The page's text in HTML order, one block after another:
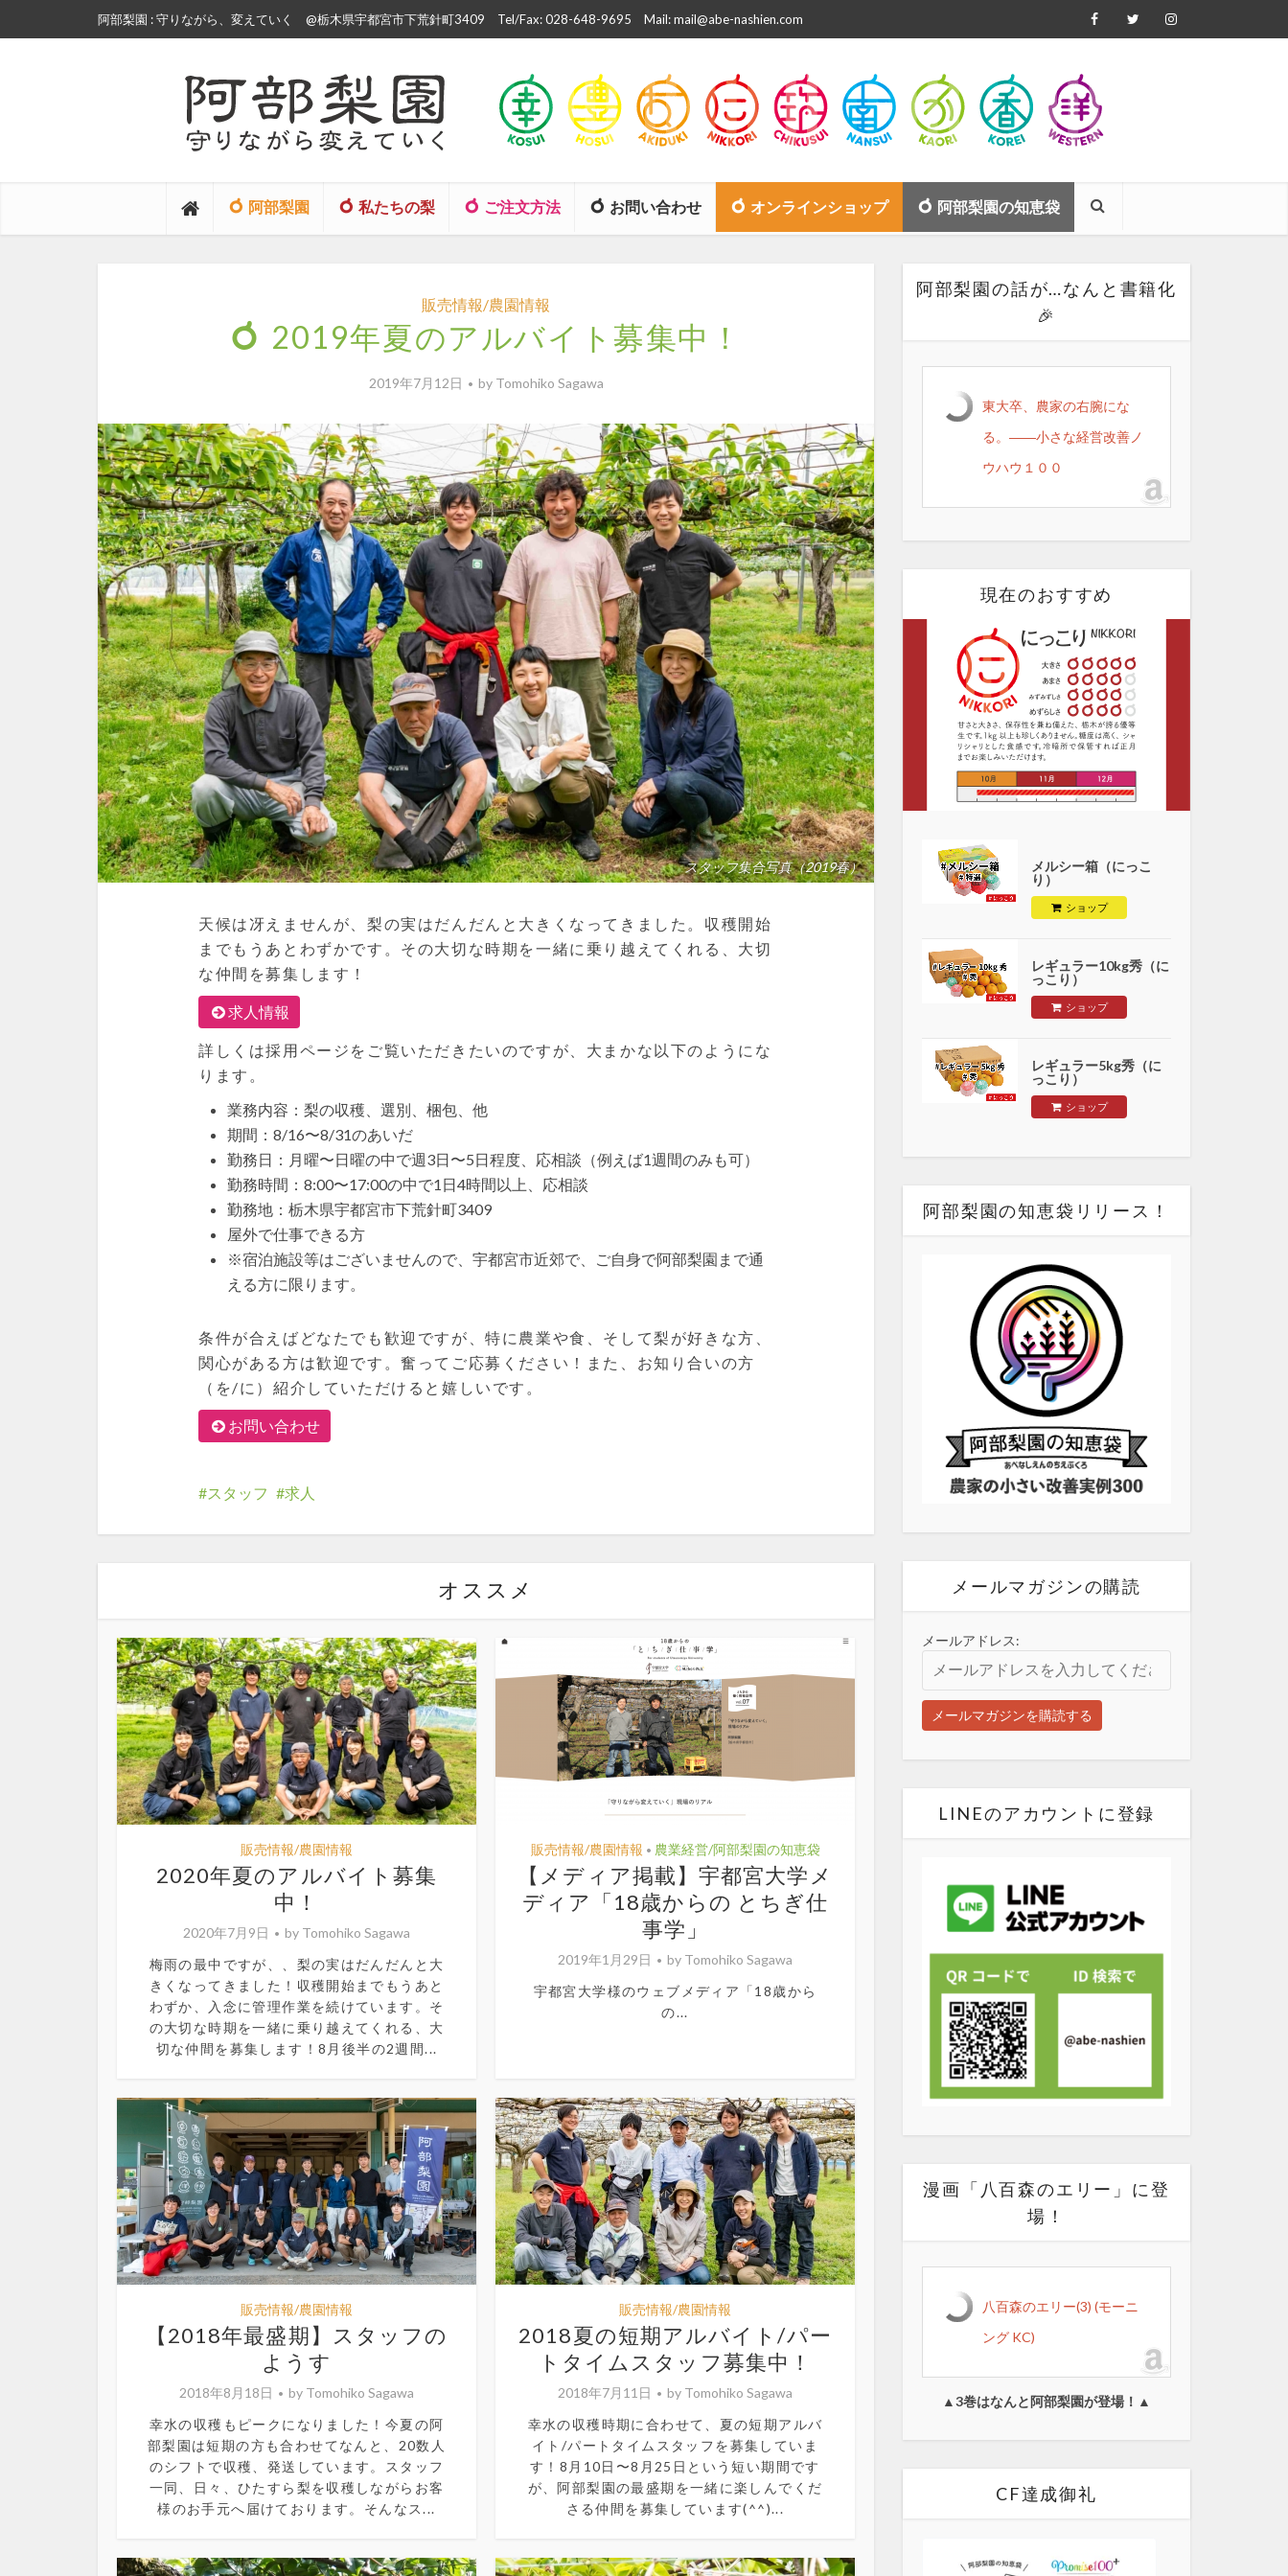
阿部梨園 : 守りながら、変えていく @栃木県宇都宮市下荒針町3409 Tel/Fax: 028-648-9695 Mail: mail@abe-nashien.com
阿部梨園 私たちの梨 ご注文方法 お問い合わせ オンラインショップ 阿部梨園の知恵袋
販売情報/農園情報
2019年夏のアルバイト募集中！
2019年7月12日 by Tomohiko Sagawa
スタッフ集合写真（2019春）
天候は冴えませんが、梨の実はだんだんと大きくなってきました。収穫開始
までもうあとわずかです。その大切な時期を一緒に乗り越えてくれる、大切
な仲間を募集します！
求人情報
詳しくは採用ページをご覧いただきたいのですが、大まかな以下のようにな
ります。
業務内容：梨の収穫、選別、梱包、他
期間：8/16〜8/31のあいだ
勤務日：月曜〜日曜の中で週3日〜5日程度、応相談（例えば1週間のみも可）
勤務時間：8:00〜17:00の中で1日4時間以上、応相談
勤務地：栃木県宇都宮市下荒針町3409
屋外で仕事できる方
※宿泊施設等はございませんので、宇都宮市近郊で、ご自身で阿部梨園まで通
える方に限ります。
条件が合えばどなたでも歓迎ですが、特に農業や食、そして梨が好きな方、
関心がある方は歓迎です。奮ってご応募ください！また、お知り合いの方
（を/に）紹介していただけると嬉しいです。
お問い合わせ
スタッフ 求人
オススメ
販売情報/農園情報
2020年夏のアルバイト募集
中！
2020年7月9日 by Tomohiko Sagawa
梅雨の最中ですが、、梨の実はだんだんと大
きくなってきました！収穫開始までもうあと
わずか、入念に管理作業を続けています。そ
の大切な時期を一緒に乗り越えてくれる、大
切な仲間を募集します！8月後半の2週間...
販売情報/農園情報 • 農業経営/阿部梨園の知恵袋
【メディア掲載】宇都宮大学メ
ディア「18歳からの とちぎ仕
事学」
2019年1月29日 by Tomohiko Sagawa
宇都宮大学様のウェブメディア「18歳から
の...
販売情報/農園情報
【2018年最盛期】スタッフの
ようす
2018年8月18日 by Tomohiko Sagawa
幸水の収穫もピークになりました！今夏の阿
部梨園は短期の方も合わせてなんと、20数人
のシフトで収穫、発送しています。スタッフ
一同、日々、ひたすら梨を収穫しながらお客
様のお手元へ届けております。そんなス...
販売情報/農園情報
2018夏の短期アルバイト/パー
トタイムスタッフ募集中！
2018年7月11日 by Tomohiko Sagawa
幸水の収穫時期に合わせて、夏の短期アルバ
イト/パートタイムスタッフを募集していま
す！8月10日〜8月25日という短い期間です
が、阿部梨園の最盛期を一緒に楽しんでくだ
さる仲間を募集しています(^^)...
阿部梨園の話が…なんと書籍化
🎉
東大卒、農家の右腕にな
る。――小さな経営改善ノ
ウハウ１００
現在のおすすめ
メルシー箱（にっこ
り）
ショップ
レギュラー10kg秀（に
っこり）
ショップ
レギュラー5kg秀（に
っこり）
ショップ
阿部梨園の知恵袋リリース！
メールマガジンの購読
メールアドレス:
LINEのアカウントに登録
漫画「八百森のエリー」に登
場！
八百森のエリー(3) (モーニ
ング KC)
▲3巻はなんと阿部梨園が登場！▲
CF達成御礼